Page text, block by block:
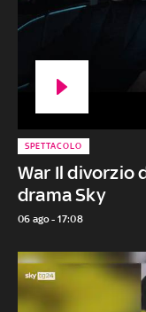
War Il divorzio
drama Sky
SPETTACOLO
06 ago - 17:08